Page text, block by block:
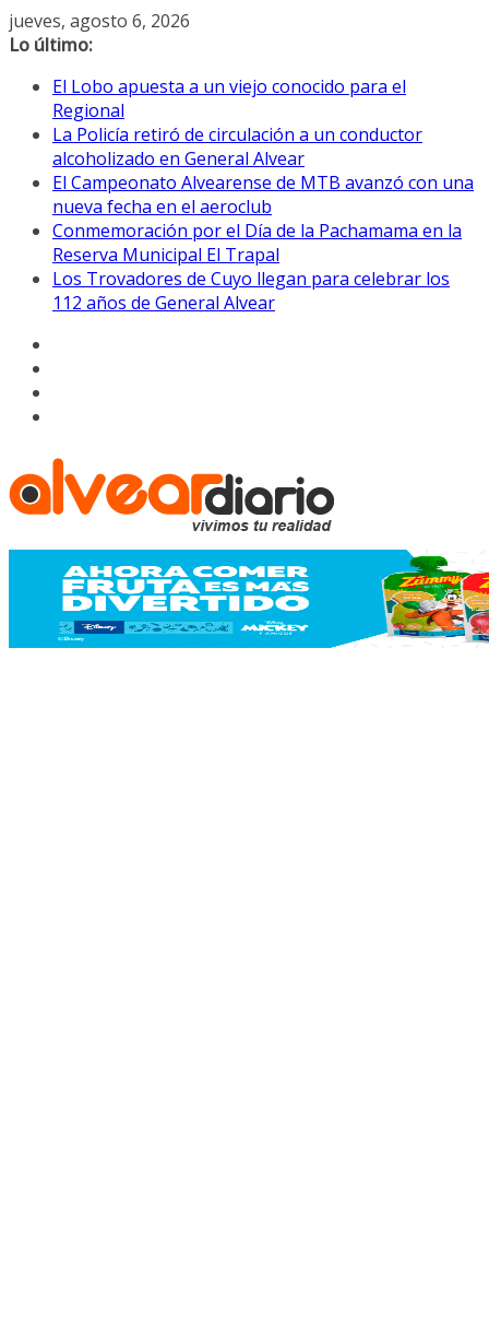
Saltar
al
jueves, agosto 6, 2026
Lo último:
El Lobo apuesta a un viejo conocido para el
Regional
La Policía retiró de circulación a un conductor
alcoholizado en General Alvear
El Campeonato Alvearense de MTB avanzó con una
nueva fecha en el aeroclub
Conmemoración por el Día de la Pachamama en la
Reserva Municipal El Trapal
Los Trovadores de Cuyo llegan para celebrar los
112 años de General Alvear